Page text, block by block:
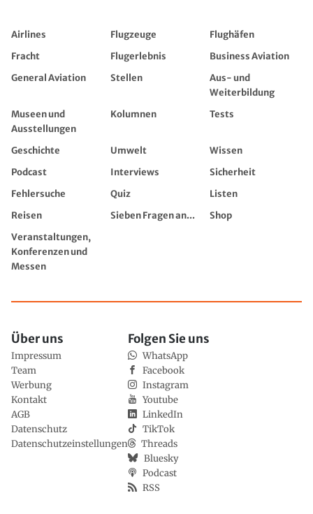
Airlines Flugzeuge
Flughäfen
Fracht
Flugerlebnis
Business Aviation
General Aviation
Stellen
Aus- und
Weiterbildung
Museen und
Ausstellungen
Kolumnen Tests
Geschichte Umwelt
Wissen
Podcast
Interviews
Sicherheit
Fehlersuche
Quiz
Listen
Reisen
Sieben Fragen an...
Shop
Veranstaltungen,
Konferenzen und
Messen
Über uns
Impressum
Team
Werbung
Kontakt
AGB
Datenschutz
Datenschutzeinstellungen
Folgen Sie uns
WhatsApp
Facebook
Instagram
Youtube
LinkedIn
TikTok
Threads
Bluesky
Podcast
RSS